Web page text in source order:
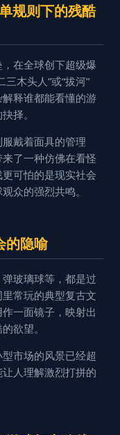
规则下的残酷
在全球创下超级爆
木头人”或“拔河”
释谁都能看懂的游
择。
戴着面具的管理
了一种仿佛在看怪
可怕的是现实社会
众的强烈共鸣。
的隐喻
玻璃球等，都是过
常玩的典型复古文
一面镜子，映射出
欲望。
市场的风景已经超
人理解激烈打拼的